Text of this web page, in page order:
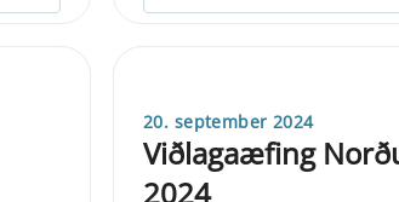
20. september 2024
Viðlagaæfing
2024